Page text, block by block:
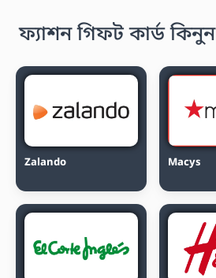
ফ্যাশন গিফট কার্ড কিনুন
Zalando Macys